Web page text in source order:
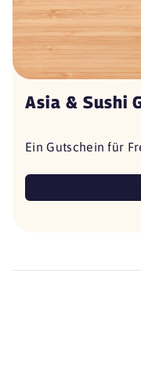
Asia & Sushi
Ein Gutschein für